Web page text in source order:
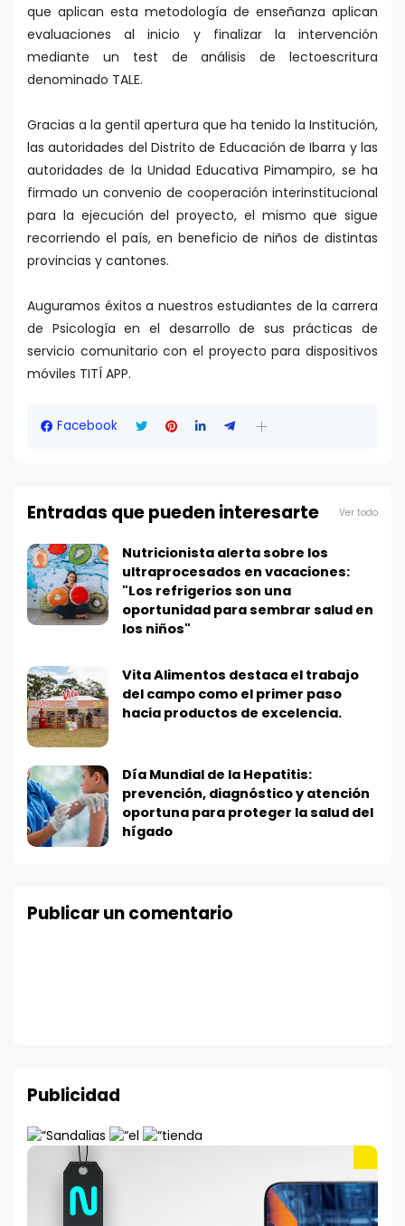
que aplican esta metodología de enseñanza aplican
evaluaciones al inicio y finalizar la intervención
mediante un test de análisis de lectoescritura
denominado TALE.
Gracias a la gentil apertura que ha tenido la Institución,
las autoridades del Distrito de Educación de Ibarra y las
autoridades de la Unidad Educativa Pimampiro, se ha
firmado un convenio de cooperación interinstitucional
para la ejecución del proyecto, el mismo que sigue
recorriendo el país, en beneficio de niños de distintas
provincias y cantones.
Auguramos éxitos a nuestros estudiantes de la carrera
de Psicología en el desarrollo de sus prácticas de
servicio comunitario con el proyecto para dispositivos
móviles TITÍ APP.
Facebook
Entradas que pueden interesarte Ver todo
Nutricionista alerta sobre los
ultraprocesados en vacaciones:
"Los refrigerios son una
oportunidad para sembrar salud en
los niños"
Vita Alimentos destaca el trabajo
del campo como el primer paso
hacia productos de excelencia.
Día Mundial de la Hepatitis:
prevención, diagnóstico y atención
oportuna para proteger la salud del
hígado
Publicar un comentario
Publicidad